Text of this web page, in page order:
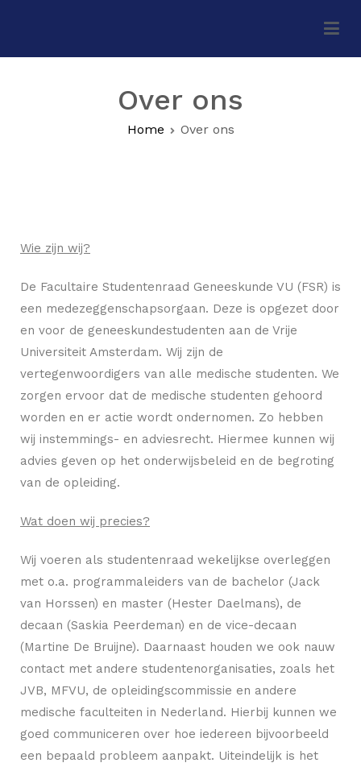
Over ons
Home Over ons
Wie zijn wij?
De Facultaire Studentenraad Geneeskunde VU (FSR) is
een medezeggenschapsorgaan. Deze is opgezet door
en voor de geneeskundestudenten aan de Vrije
Universiteit Amsterdam. Wij zijn de
vertegenwoordigers van alle medische studenten. We
zorgen ervoor dat de medische studenten gehoord
worden en er actie wordt ondernomen. Zo hebben
wij instemmings- en adviesrecht. Hiermee kunnen wij
advies geven op het onderwijsbeleid en de begroting
van de opleiding.
Wat doen wij precies?
Wij voeren als studentenraad wekelijkse overleggen
met o.a. programmaleiders van de bachelor (Jack
van Horssen) en master (Hester Daelmans), de
decaan (Saskia Peerdeman) en de vice-decaan
(Martine De Bruijne). Daarnaast houden we ook nauw
contact met andere studentenorganisaties, zoals het
JVB, MFVU, de opleidingscommissie en andere
medische faculteiten in Nederland. Hierbij kunnen we
goed communiceren over hoe iedereen bijvoorbeeld
een bepaald probleem aanpakt. Uiteindelijk is het